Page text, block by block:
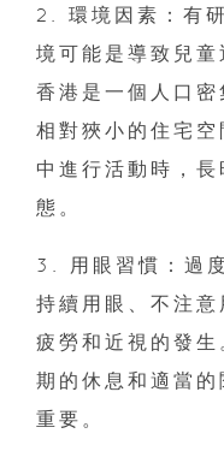
2. 環境因素：有
境可能是導致兒童
香港是一個人口
相對狹小的住宅
中進行活動時，
態。
3. 用眼習慣：過
持續用眼、不注
疲勞和近視的發
期的休息和適當
重要。